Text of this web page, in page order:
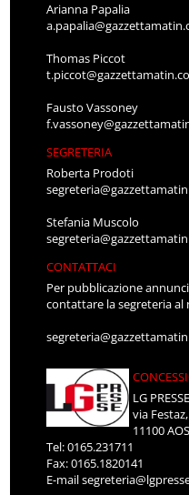
Arianna Papalia
Thomas Piccot
Fausto Vassoney
SEGRETERIA
Roberta Prodoti
Stefania Muscolo
CONTATTACI
Per pubblicazione
contattare la segreteria al
LG
via
11100
Tel: 0165.231711
Fax: 0165.1820141
E-mail